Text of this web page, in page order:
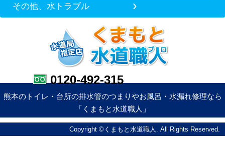
その他、水トラブル
0120-492-315
熊本のトイレ・台所の排水管のつまりやお風呂・水漏れ修理なら
「くまもと水道職人」
Copyright ©くまもと水道職人. All Rights Reserved.